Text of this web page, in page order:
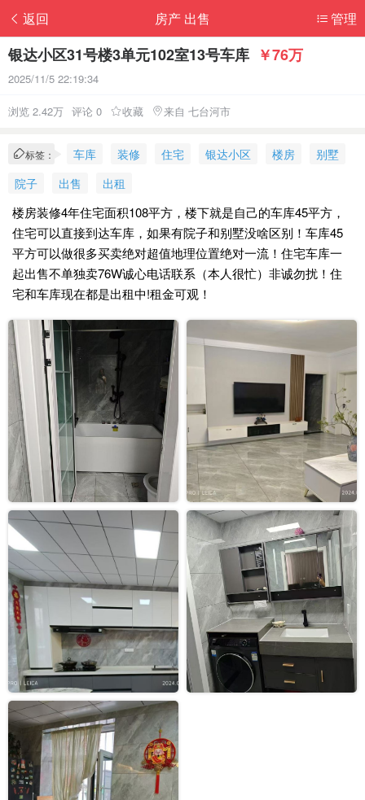
返回 管理
房产 出售
银达小区31号楼3单元102室13号车库 ￥76万
2025/11/5 22:19:34
浏览 2.42万 评论 0 收藏 来自 七台河市
标签： 车库 装修 住宅 银达小区 楼房
别墅
院子
出售 出租
楼房装修4年住宅面积108平方，楼下就是自己的车库45平方，
住宅可以直接到达车库，如果有院子和别墅没啥区别！车库45
平方可以做很多买卖绝对超值地理位置绝对一流！住宅车库一
起出售不单独卖76W诚心电话联系（本人很忙）非诚勿扰！住
宅和车库现在都是出租中!租金可观！